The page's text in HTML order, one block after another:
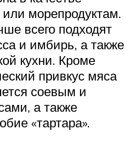
или морепродуктам.
всего подходят
и имбирь, а также
кухни. Кроме
привкус мяса
соевым и
а также
«тартара».